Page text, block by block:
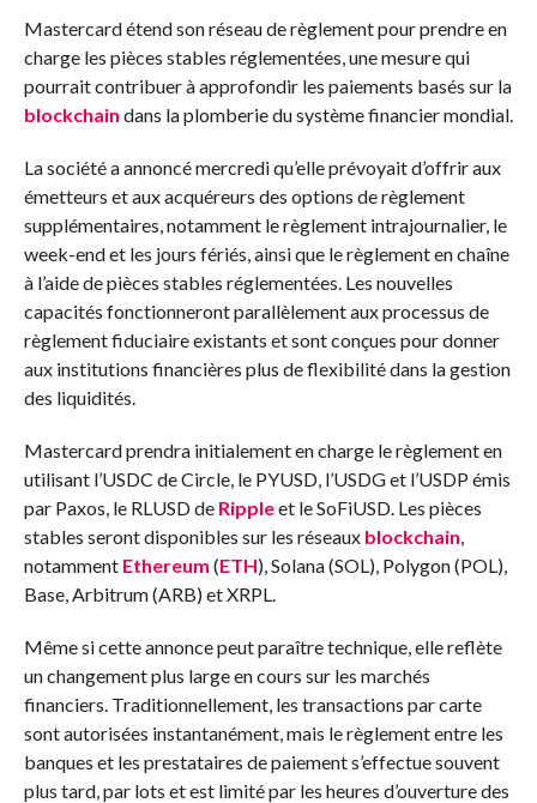
Mastercard étend son réseau de règlement pour prendre en
charge les pièces stables réglementées, une mesure qui
pourrait contribuer à approfondir les paiements basés sur la
blockchain dans la plomberie du système financier mondial.
La société a annoncé mercredi qu’elle prévoyait d’offrir aux
émetteurs et aux acquéreurs des options de règlement
supplémentaires, notamment le règlement intrajournalier, le
week-end et les jours fériés, ainsi que le règlement en chaîne
à l’aide de pièces stables réglementées. Les nouvelles
capacités fonctionneront parallèlement aux processus de
règlement fiduciaire existants et sont conçues pour donner
aux institutions financières plus de flexibilité dans la gestion
des liquidités.
Mastercard prendra initialement en charge le règlement en
utilisant l’USDC de Circle, le PYUSD, l’USDG et l’USDP émis
par Paxos, le RLUSD de Rippleet le SoFiUSD. Les pièces
stables seront disponibles sur les réseaux blockchain
notamment Ethereum (ETH), Solana (SOL), Polygon (POL),
Base, Arbitrum (ARB) et XRPL.
Même si cette annonce peut paraître technique, elle reflète
un changement plus large en cours sur les marchés
financiers. Traditionnellement, les transactions par carte
sont autorisées instantanément, mais le règlement entre les
banques et les prestataires de paiement s’effectue souvent
plus tard, par lots et est limité par les heures d’ouverture des